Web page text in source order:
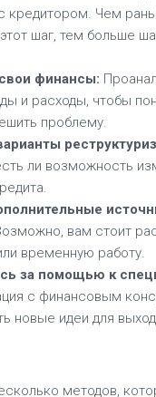
кредитором. Чем
шаг, тем больше
финансы:
и расходы, чтобы
проблему.
ли возможность
вам стоит
временную работу.
за помощью к
с финансовым
новые идеи для
методов,